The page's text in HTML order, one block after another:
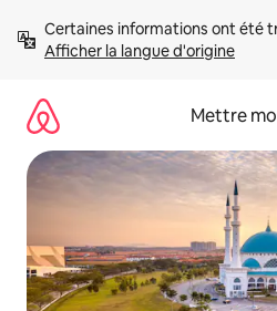
directement
Afficher la langue d'origine
Mettre